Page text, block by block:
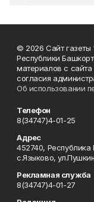
© 2026 Сайт газеты
Республики
материалов с
согласия
Об использовании
Телефон
8(34747)4-01-25
Адрес
452740, Республика
с.Языково,
Рекламная служба
8(34747)4-01-27